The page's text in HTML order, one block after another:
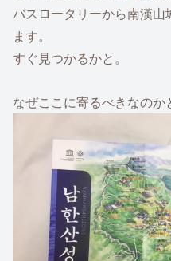
バスロータリーから南漢山
ます。
すぐ見つかるかと。
なぜここに寄るべきなのか